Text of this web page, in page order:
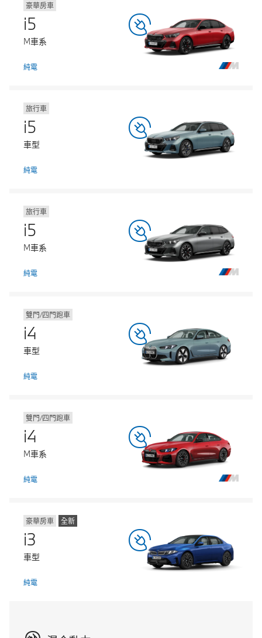
豪華房車
i5
M車系
純電
旅行車
i5
車型
純電
旅行車
i5
M車系
純電
雙門/四門跑車
i4
車型
純電
雙門/四門跑車
i4
M車系
純電
豪華房車 全新
i3
車型
純電